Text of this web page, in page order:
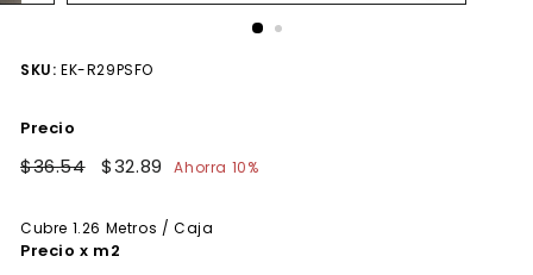
SKU: EK-R29PSFO
Precio
Precio
$36.54$36.54
Precio
$32.89 $32.89
Ahorra 10%
Cubre 1.26 Metros / Caja
Precio x m2